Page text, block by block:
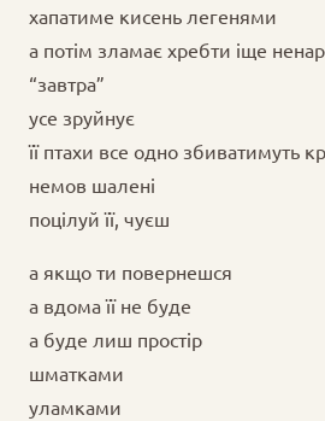
хапатиме кисень легенями
а потім зламає хребти іще
“завтра”
усе зруйнує
її птахи все одно збиватимуть
немов шалені
поцілуй її, чуєш
а якщо ти повернешся
а вдома її не буде
а буде лиш простір
шматками
уламками